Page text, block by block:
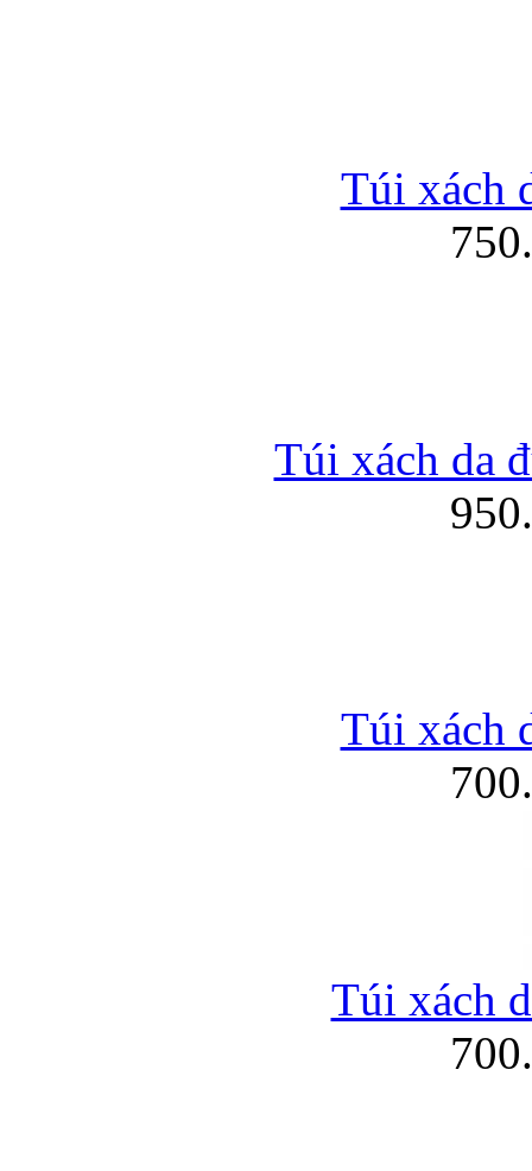
Túi xách
Túi xách da
Túi xách
Túi xách